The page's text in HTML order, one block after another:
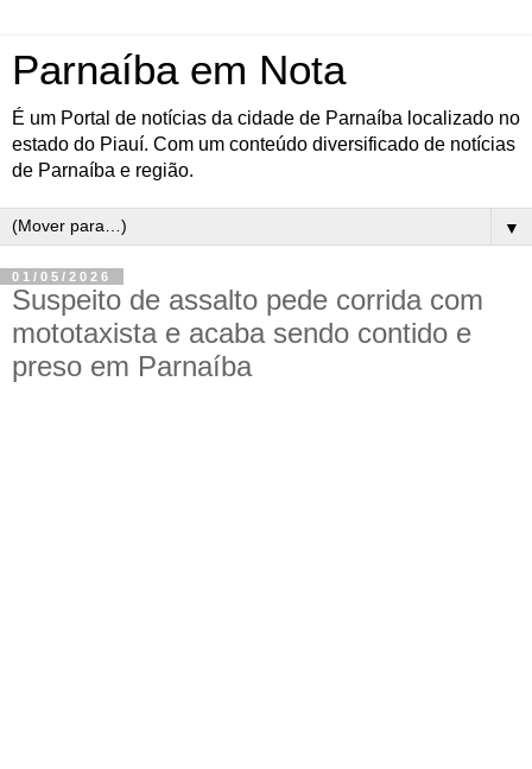
Parnaíba em Nota
É um Portal de notícias da cidade de Parnaíba localizado no
estado do Piauí. Com um conteúdo diversificado de notícias
de Parnaíba e região.
▼
01/05/2026
Suspeito de assalto pede corrida com
mototaxista e acaba sendo contido e
preso em Parnaíba